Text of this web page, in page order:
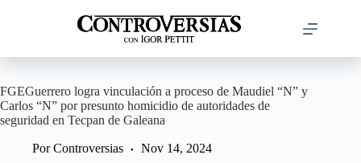
FGEGuerrero logra vinculación a proceso de Maudiel “N” y
Carlos “N” por presunto homicidio de autoridades de
seguridad en Tecpan de Galeana
Por Controversias Nov 14, 2024